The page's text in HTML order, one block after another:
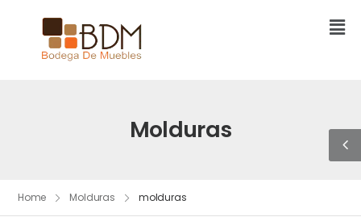
Molduras
Home Molduras molduras